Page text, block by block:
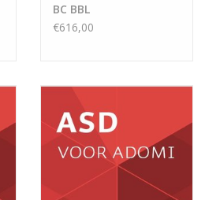
BC BBL
€616,00